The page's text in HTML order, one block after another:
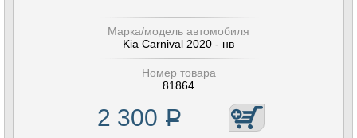
Марка/модель автомобиля
Kia Carnival 2020 - нв
Номер товара
81864
2 300 Р